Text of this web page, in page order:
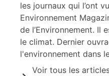
les journaux qui l’ont
Environnement
de l’Environnement. Il
le climat. Dernier
l'environnement dans
Voir tous les